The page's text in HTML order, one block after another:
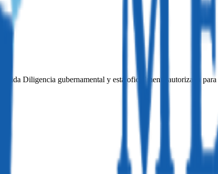
Diligencia gubernamental y está oficialmente autorizada para